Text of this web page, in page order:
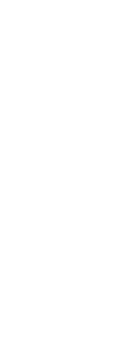
蹈生涯。朱音为了支撑家
与理想的道路上历经的艰
生拍一部《河南人在北京
艾利斯后，她什么也没
向疏远的哥哥借了钱，独